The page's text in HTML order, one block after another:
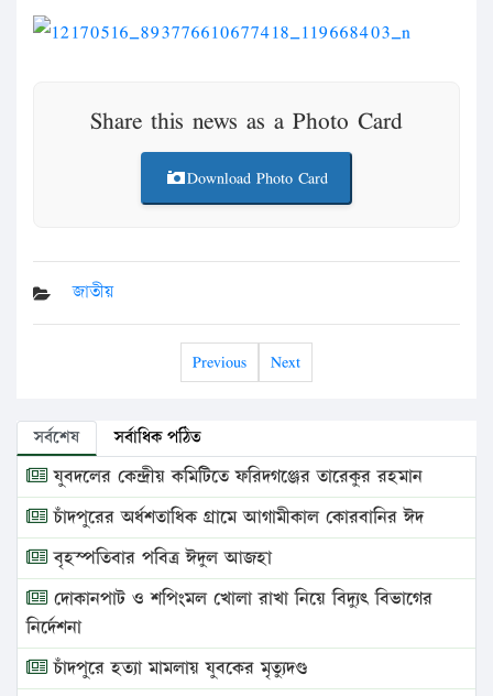
Share this news as a Photo Card
Download Photo Card
জাতীয়
Previous Next
সর্বশেষ সর্বাধিক পঠিত
যুবদলের কেন্দ্রীয় কমিটিতে ফরিদগঞ্জের তারেকুর রহমান
চাঁদপুরের অর্ধশতাধিক গ্রামে আগামীকাল কোরবানির ঈদ
বৃহস্পতিবার পবিত্র ঈদুল আজহা
দোকানপাট ও শপিংমল খোলা রাখা নিয়ে বিদ্যুৎ বিভাগের
নির্দেশনা
চাঁদপুরে হত্যা মামলায় যুবকের মৃত্যুদণ্ড